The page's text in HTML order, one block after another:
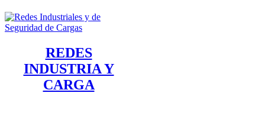
REDES
INDUSTRIA Y
CARGA